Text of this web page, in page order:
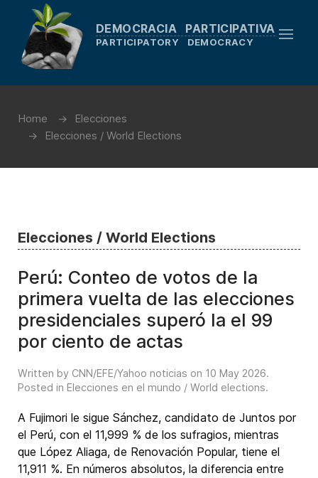
DEMOCRACIA PARTICIPATIVA
PARTICIPATORY DEMOCRACY
Home
Elecciones
Elecciones / World Elections
Elecciones / World Elections
Perú: Conteo de votos de la
primera vuelta de las elecciones
presidenciales superó la el 99
por ciento de actas
Written by CNN/EFE/Yahoo noticias on 10 May 2026.
Posted in Elecciones en el mundo / World elections.
A Fujimori le sigue Sánchez, candidato de Juntos por
el Perú, con el 11,999 % de los sufragios, mientras
que López Aliaga, de Renovación Popular, tiene el
11,911 %. En números absolutos, la diferencia entre